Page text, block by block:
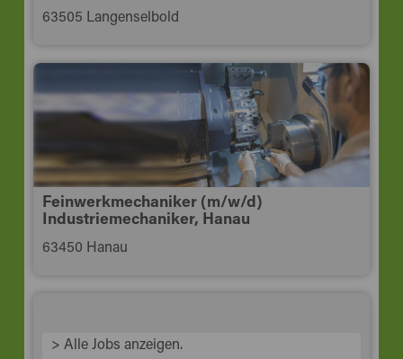
63505 Langenselbold
Feinwerkmechaniker (m/w/d)
Industriemechaniker, Hanau
63450 Hanau
> Alle Jobs anzeigen.